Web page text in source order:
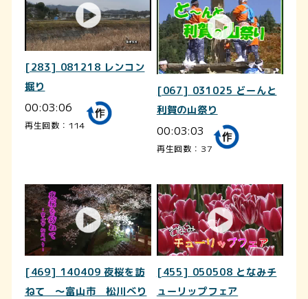
[283] 081218 レンコン
掘り
00:03:06
再生回数：114
[067] 031025 どーんと
利賀の山祭り
00:03:03
再生回数：37
[469] 140409 夜桜を訪
ねて ～富山市 松川べり
[455] 050508 となみチ
ューリップフェア